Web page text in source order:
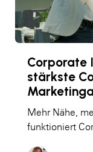
Corporate
stärkste
Mehr Nähe,
funktioniert